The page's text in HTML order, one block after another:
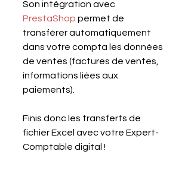
Son intégration avec
PrestaShop permet de
transférer automatiquement
dans votre compta les données
de ventes (factures de ventes,
informations liées aux
paiements).
Finis donc les transferts de
fichier Excel avec votre Expert-
Comptable digital !